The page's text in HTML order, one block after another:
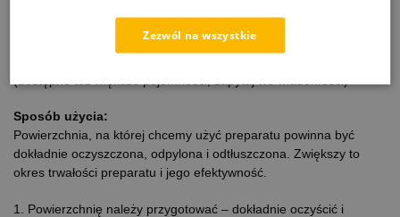
Dostępne opakowania:
Sposób użycia:
Powierzchnia, na której chcemy użyć preparatu powinna być
dokładnie oczyszczona, odpylona i odtłuszczona. Zwiększy to
okres trwałości preparatu i jego efektywność.
1. Powierzchnię należy przygotować – dokładnie oczyścić i
Zezwól na wszystkie